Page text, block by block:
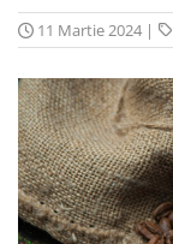
Ceai
Espressoare
Aparate Automate
Aparate capsule
Aparate clasice
Accesorii
Rasnite
11 Martie 2024 |